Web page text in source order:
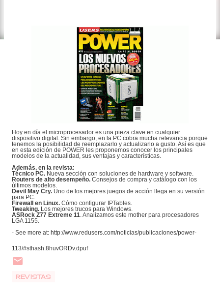
Hoy en día el microprocesador es una pieza clave en cualquier
dispositivo digital. Sin embargo, en la PC cobra mucha relevancia porque
tenemos la posibilidad de reemplazarlo y actualizarlo a gusto. Así es que
en esta edición de POWER les proponemos conocer los principales
modelos de la actualidad, sus ventajas y características.
Además, en la revista:
Técnico PC. Nueva sección con soluciones de hardware y software.
Routers de alto desempeño. Consejos de compra y catálogo con los
últimos modelos.
Devil May Cry. Uno de los mejores juegos de acción llega en su versión
para PC.
Firewall en Linux. Cómo configurar IPTables.
Tweaking. Los mejores trucos para Windows.
ASRock Z77 Extreme 11. Analizamos este mother para procesadores
LGA 1155.
- See more at: http://www.redusers.com/noticias/publicaciones/power-
113/#sthash.8huvORDv.dpuf
REVISTAS